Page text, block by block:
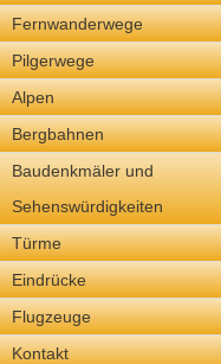
Fernwanderwege
Pilgerwege
Alpen
Bergbahnen
Baudenkmäler und
Sehenswürdigkeiten
Türme
Eindrücke
Flugzeuge
Kontakt